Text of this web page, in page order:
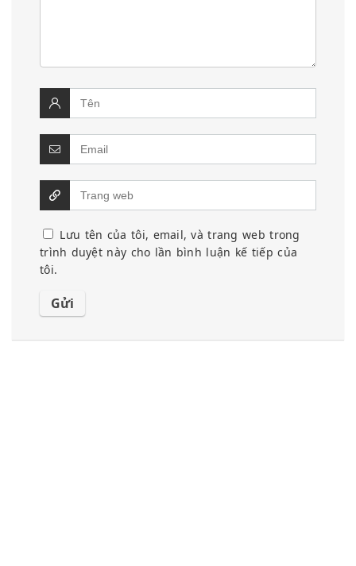
Lưu tên của tôi, email, và trang web trong
trình duyệt này cho lần bình luận kế tiếp của
tôi.